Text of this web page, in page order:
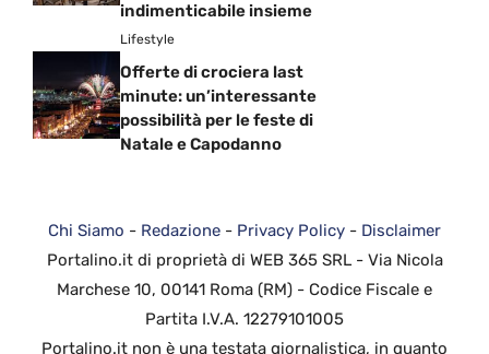
indimenticabile insieme
Lifestyle
Offerte di crociera last
minute: un’interessante
possibilità per le feste di
Natale e Capodanno
Chi Siamo - Redazione - Privacy Policy - Disclaimer
Portalino.it di proprietà di WEB 365 SRL - Via Nicola
Marchese 10, 00141 Roma (RM) - Codice Fiscale e
Partita I.V.A. 12279101005
Portalino.it non è una testata giornalistica, in quanto